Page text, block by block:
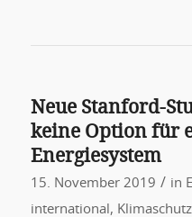
Neue Stanford-
keine Option für
Energiesystem
15. November 2019 / in
international , Klimaschutz